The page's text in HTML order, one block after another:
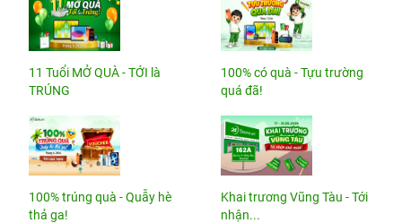
11 Tuổi MỞ QUÀ - TỚI là
TRÚNG
100% có quà - Tựu trường
quá đã!
100% trúng quà - Quẫy hè
thả ga!
Khai trương Vũng Tàu - Tới
nhận...